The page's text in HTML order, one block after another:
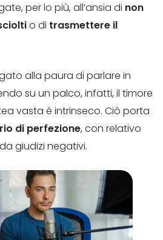
per lo più, all’ansia di non
o di trasmettere il
alla paura di parlare in
su un palco, infatti, il timore
vasta è intrinseco. Ciò porta
di perfezione, con relativo
giudizi negativi.